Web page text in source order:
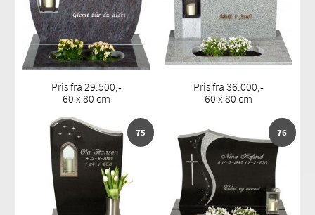
Pris fra 29.500,-
60 x 80 cm
Pris fra 36.000,-
60 x 80 cm
75 76